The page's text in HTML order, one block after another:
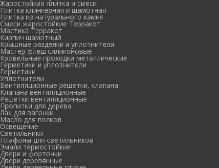
Жаростойкая плитка и смеси
Плитка клинкерная и шамотная
Плитка из натурального камня
Смеси жаростойкие Терракот
Мастика Терракот
Кирпич шамотный
Крышные разделки и уплотнители
Мастер флеш силиконовые
Кровельные проходки металлические
Герметики и уплотнители
Герметики
Уплотнители
Вентиляционные решетки, клапана
Клапана вентиляционные
Решетки вентиляционные
Пропитки для дерева
Лак для вагонки
Масло для полков
Освещение
Светильники
Плафоны для светильников
Эмали термостойкие
Двери и форточки
Двери деревянные